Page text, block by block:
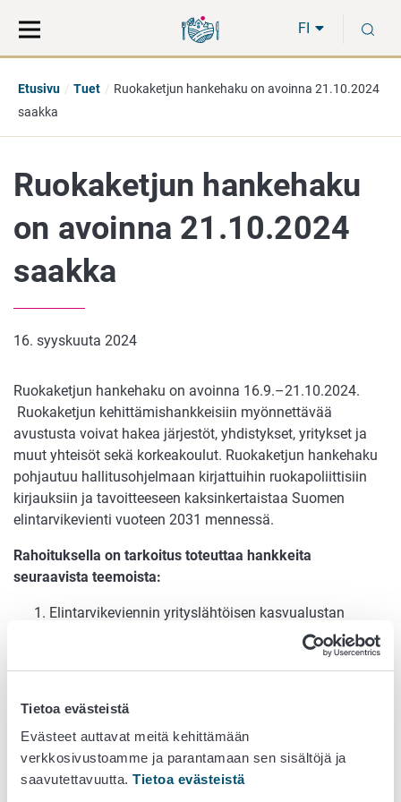
Tietoa evästeistä
Evästeet auttavat meitä kehittämään
verkkosivustoamme ja parantamaan sen sisältöjä ja
saavutettavuutta. Tietoa evästeistä
suoraan
sisältöön
koko
sivuston
FI
Etusivu Tuet
Ruokaketjun hankehaku on avoinna 21.10.2024
saakka
Ruokaketjun hankehaku
on avoinna 21.10.2024
saakka
16. syyskuuta 2024
Ruokaketjun hankehaku on avoinna 16.9.–21.10.2024.
Ruokaketjun kehittämishankkeisiin myönnettävää
avustusta voivat hakea järjestöt, yhdistykset, yritykset ja
muut yhteisöt sekä korkeakoulut. Ruokaketjun hankehaku
pohjautuu hallitusohjelmaan kirjattuihin ruokapoliittisiin
kirjauksiin ja tavoitteeseen kaksinkertaistaa Suomen
elintarvikevienti vuoteen 2031 mennessä.
Rahoituksella on tarkoitus toteuttaa hankkeita
seuraavista teemoista:
Elintarvikeviennin yrityslähtöisen kasvualustan
Kansainvälisen maisteriohjelman suunnittelu
ruokaviennin ja gastronomisen osaamisen
Hankkeiden tulee olla laajoja, valtakunnallisia,
puolueettomia ja yleishyödyllisiä. Niissä ei saa näkyä
yritysten nimiä tai tuotemerkkejä. Myönnettävän